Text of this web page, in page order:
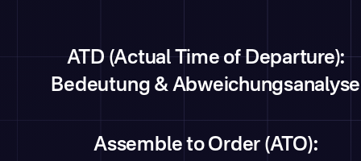
ATD (Actual Time of Departure):
Bedeutung & Abweichungsanalyse
Assemble to Order (ATO):